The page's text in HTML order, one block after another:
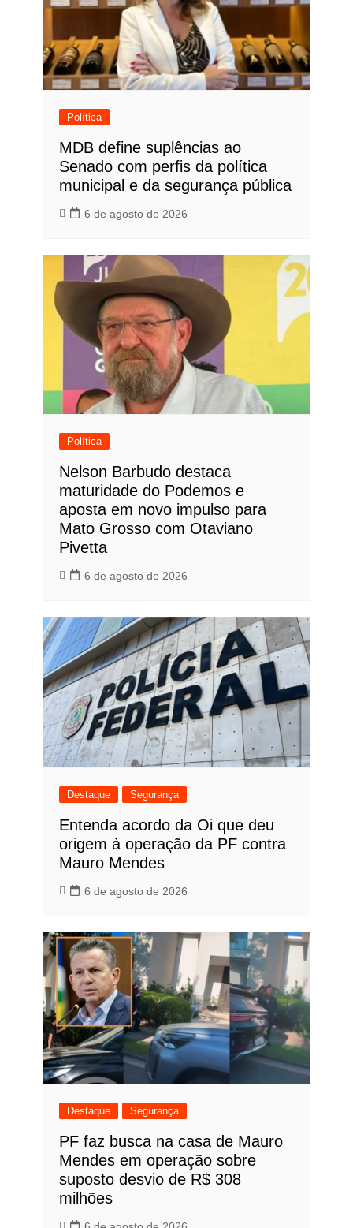
Política
MDB define suplências ao
Senado com perfis da política
municipal e da segurança pública
6 de agosto de 2026
Política
Nelson Barbudo destaca
maturidade do Podemos e
aposta em novo impulso para
Mato Grosso com Otaviano
Pivetta
6 de agosto de 2026
Destaque Segurança
Entenda acordo da Oi que deu
origem à operação da PF contra
Mauro Mendes
6 de agosto de 2026
Destaque Segurança
PF faz busca na casa de Mauro
Mendes em operação sobre
suposto desvio de R$ 308
milhões